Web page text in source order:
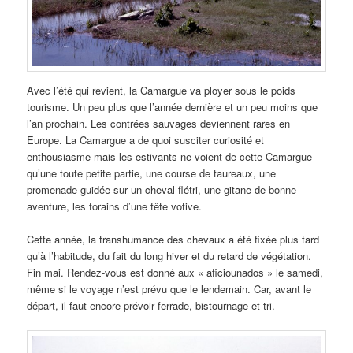
Avec l’été qui revient, la Camargue va ployer sous le poids
tourisme. Un peu plus que l’année dernière et un peu moins que
l’an prochain. Les contrées sauvages deviennent rares en
Europe. La Camargue a de quoi susciter curiosité et
enthousiasme mais les estivants ne voient de cette Camargue
qu’une toute petite partie, une course de taureaux, une
promenade guidée sur un cheval flétri, une gitane de bonne
aventure, les forains d’une fête votive.
Cette année, la transhumance des chevaux a été fixée plus tard
qu’à l’habitude, du fait du long hiver et du retard de végétation.
Fin mai. Rendez-vous est donné aux « aficiounados » le samedi,
même si le voyage n’est prévu que le lendemain. Car, avant le
départ, il faut encore prévoir ferrade, bistournage et tri.